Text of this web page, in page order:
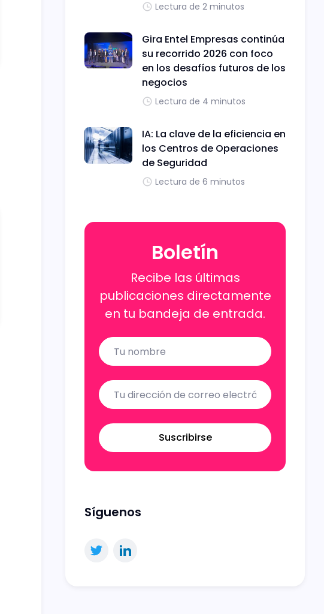
Lectura de 2 minutos
Gira Entel Empresas continúa
su recorrido 2026 con foco
en los desafíos futuros de los
negocios
Lectura de 4 minutos
IA: La clave de la eficiencia en
los Centros de Operaciones
de Seguridad
Lectura de 6 minutos
Boletín
Recibe las últimas
publicaciones directamente
en tu bandeja de entrada.
Name
Email
Suscribirse
Síguenos